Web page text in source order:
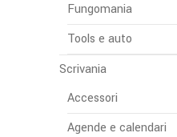
Fungomania
Tools e auto
Scrivania
Accessori
Agende e calendari